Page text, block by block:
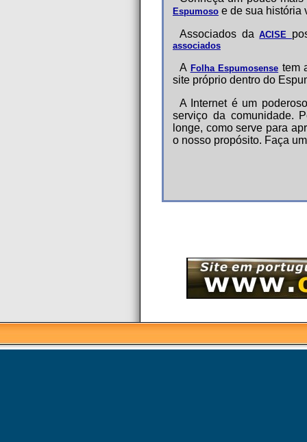
Espumoso e de sua história
Associados daACISE
associados
A Folha Espumosense tem
site próprio dentro do
A Internet é um
serviço da comunidade.
longe, como serve para
o nosso propósito. Faça